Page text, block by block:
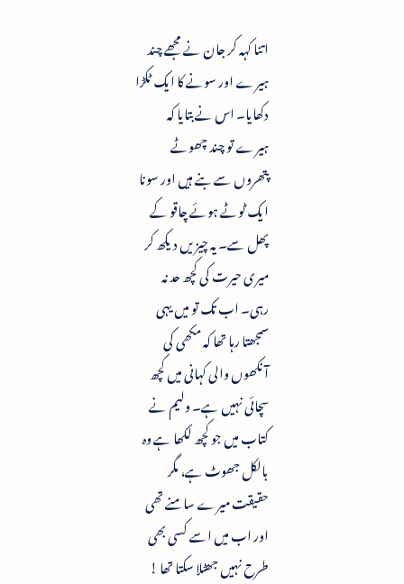
اتنا کہہ کر جان نے مجھے چند
ہیرے اور سونے کا ایک ٹکڑا
دکھایا۔ اس نے بتایا کہ
ہیرے تو چند چھوٹے
پتھروں سے بنے ہیں اور سونا
ایک ٹوٹے ہوئے چاقو کے
پھل سے۔ یہ چیزیں دیکھ کر
میری حیرت کی کچھ حد نہ
رہی۔ اب تک تو میں یہی
سمجھتا رہا تھا کہ مکھی کی
آنکھوں والی کہانی میں کچھ
سچائی نہیں ہے۔ ولیم نے
کتاب میں جو کچھ لکھا ہے وہ
بالکل جھوٹ ہے، مگر
حقیقت میرے سامنے تھی
اور اب میں اسے کسی بھی
طرح نہیں جھٹلا سکتا تھا !